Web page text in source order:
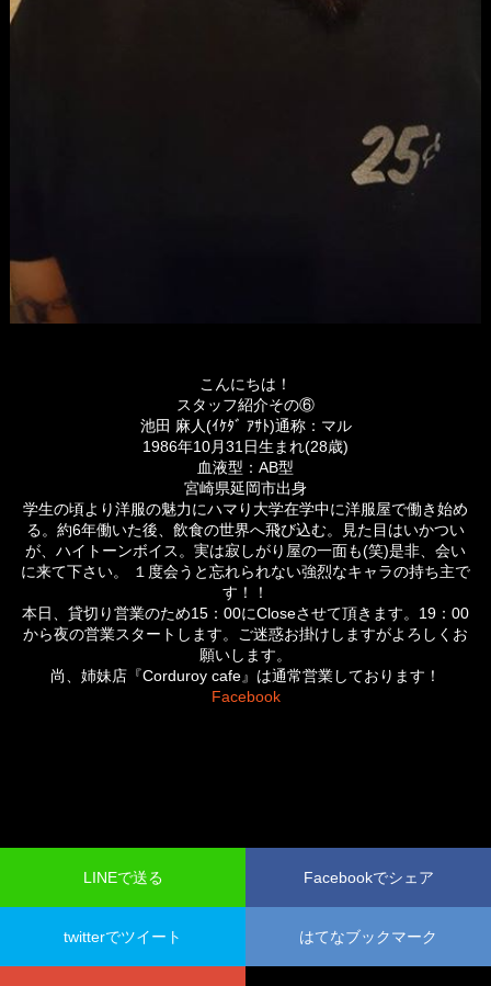
こんにちは！
スタッフ紹介その⑥
池田 麻人(ｲｹﾀﾞ ｱｻﾄ)通称：マル
1986年10月31日生まれ(28歳)
血液型：AB型
宮崎県延岡市出身
学生の頃より洋服の魅力にハマり大学在学中に洋服屋で働き始め
る。約6年働いた後、飲食の世界へ飛び込む。見た目はいかつい
が、ハイトーンボイス。実は寂しがり屋の一面も(笑)是非、会い
に来て下さい。 １度会うと忘れられない強烈なキャラの持ち主で
す！！
本日、貸切り営業のため15：00にCloseさせて頂きます。19：00
から夜の営業スタートします。ご迷惑お掛けしますがよろしくお
願いします。
尚、姉妹店『Corduroy cafe』は通常営業しております！
Facebook
LINEで送る Facebookでシェア
twitterでツイート はてなブックマーク